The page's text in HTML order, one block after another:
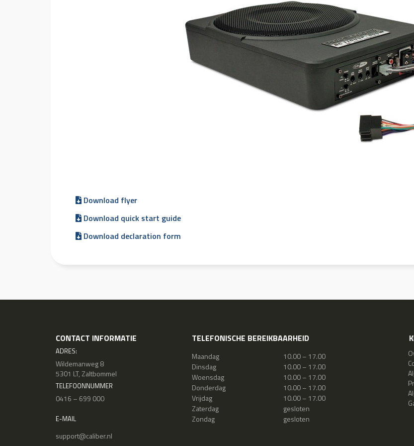
Download flyer
Download quick start guide
Download declaration form
CONTACT INFORMATIE
ADRES:
Wildemanweg 8
5301 LT, Zaltbommel
TELEFOONNUMMER
0416 – 699 000
E-MAIL
support@caliber.nl
TELEFONISCHE BEREIKBAARHEID
Maandag
10.00 – 17.00
Dinsdag
10.00 – 17.00
Woensdag
10.00 – 17.00
Donderdag
10.00 – 17.00
Vrijdag
10.00 – 17.00
Zaterdag
gesloten
Zondag
gesloten